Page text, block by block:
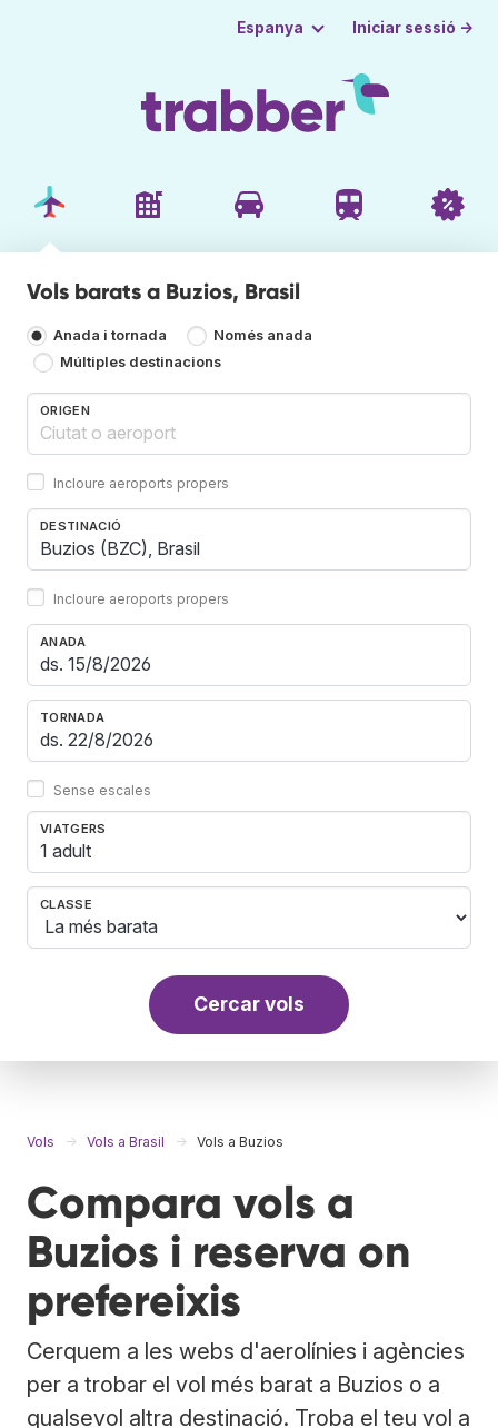
Espanya Iniciar sessió →
Vols barats a Buzios, Brasil
Anada i tornada
Només anada
Múltiples destinacions
ORIGEN
Incloure aeroports propers
DESTINACIÓ
Incloure aeroports propers
ANADA
TORNADA
Sense escales
VIATGERS
1 adult
CLASSE
Cercar vols
Vols Vols a Brasil Vols a Buzios
Compara vols a
Buzios i reserva on
prefereixis
Cerquem a les webs d'aerolínies i agències
per a trobar el vol més barat a Buzios o a
qualsevol altra destinació. Troba el teu vol a